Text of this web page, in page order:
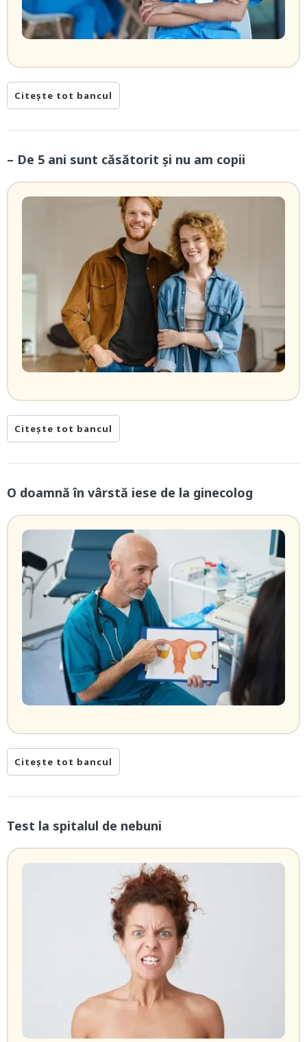
Citește tot bancul
– De 5 ani sunt căsătorit și nu am copii
Citește tot bancul
O doamnă în vârstă iese de la ginecolog
Citește tot bancul
Test la spitalul de nebuni